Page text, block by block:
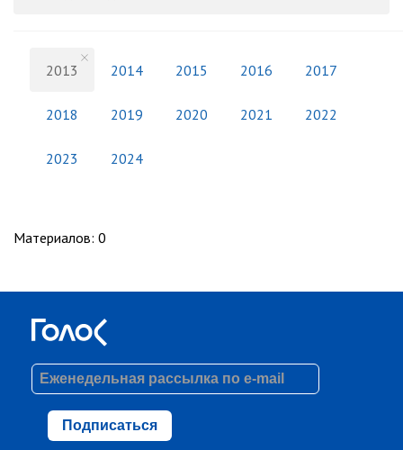
2013 2014 2015 2016 2017
2018 2019 2020 2021 2022
2023 2024
Материалов: 0
Подписаться